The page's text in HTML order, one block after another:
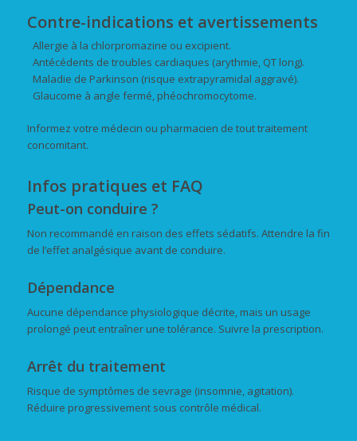
Contre-indications et avertissements
Allergie à la chlorpromazine ou excipient.
Antécédents de troubles cardiaques (arythmie, QT long).
Maladie de Parkinson (risque extrapyramidal aggravé).
Glaucome à angle fermé, phéochromocytome.
Informez votre médecin ou pharmacien de tout traitement
concomitant.
Infos pratiques et FAQ
Peut-on conduire ?
Non recommandé en raison des effets sédatifs. Attendre la fin
de l’effet analgésique avant de conduire.
Dépendance
Aucune dépendance physiologique décrite, mais un usage
prolongé peut entraîner une tolérance. Suivre la prescription.
Arrêt du traitement
Risque de symptômes de sevrage (insomnie, agitation).
Réduire progressivement sous contrôle médical.